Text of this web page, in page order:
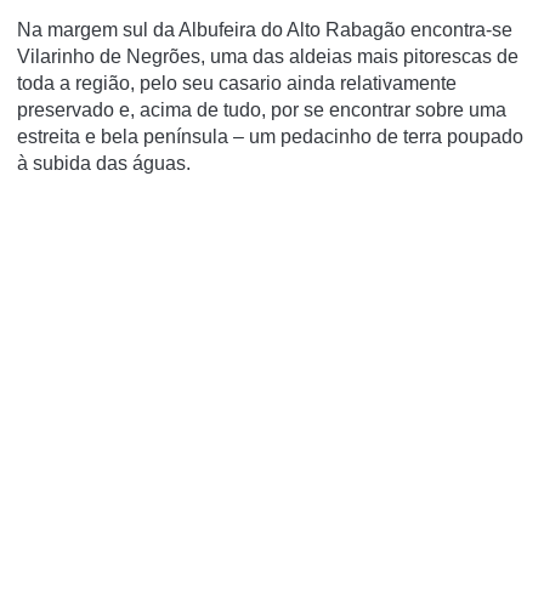
Na margem sul da Albufeira do Alto Rabagão encontra-se
Vilarinho de Negrões, uma das aldeias mais pitorescas de
toda a região, pelo seu casario ainda relativamente
preservado e, acima de tudo, por se encontrar sobre uma
estreita e bela península – um pedacinho de terra poupado
à subida das águas.